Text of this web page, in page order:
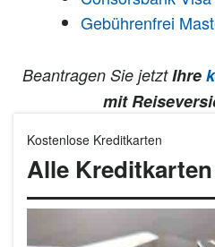
Gebührenfrei
Beantragen Sie jetztIhre
mit
Kostenlose Kreditkarten
Alle